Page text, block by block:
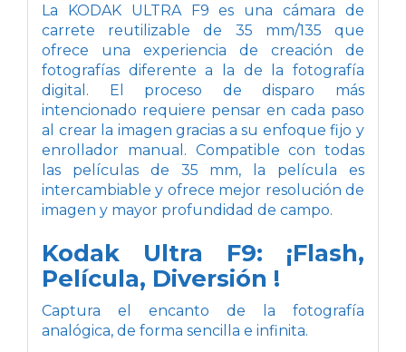
La KODAK ULTRA F9 es una cámara de
carrete reutilizable de 35 mm/135 que
ofrece una experiencia de creación de
fotografías diferente a la de la fotografía
digital. El proceso de disparo más
intencionado requiere pensar en cada paso
al crear la imagen gracias a su enfoque fijo y
enrollador manual. Compatible con todas
las películas de 35 mm, la película es
intercambiable y ofrece mejor resolución de
imagen y mayor profundidad de campo.
Kodak Ultra F9: ¡Flash,
Película, Diversión !
Captura el encanto de la fotografía
analógica, de forma sencilla e infinita.